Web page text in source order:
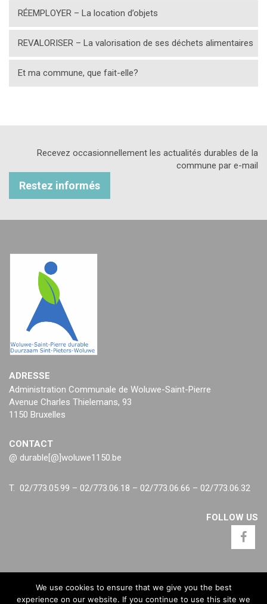
RÉEMPLOYER – La location d’objets
REVALORISER – La valorisation de ses déchets alimentaires
Et ma commune, que fait-elle?
Recevez occasionnellement les actualités durables de la
commune par e-mail
Restez informés
ADRESSE
Administration Communale de Woluwe-Saint-Pierre
Avenue Charles Thielemans, 93
1150 Bruxelles
CONTACT
@ durable[@]woluwe1150.be
T. 02/773.05.99 – 02/773.06.18 – 02/773.06.66 – 02/773.06.32
FOLLOW US
We use cookies to ensure that we give you the best
experience on our website. If you continue to use this site we